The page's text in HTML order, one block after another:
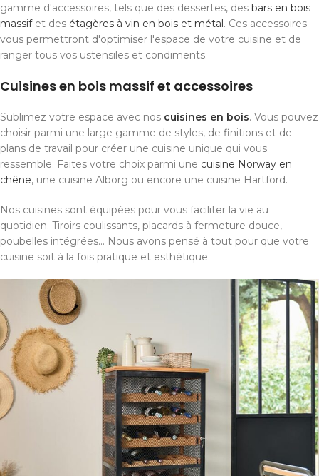
gamme d'accessoires, tels que des dessertes, des bars en bois
massifet des étagères à vin en bois et métal. Ces accessoires
vous permettront d'optimiser l'espace de votre cuisine et de
ranger tous vos ustensiles et condiments.
Cuisines en bois massif et accessoires
Sublimez votre espace avec nos cuisines en bois. Vous pouvez
choisir parmi une large gamme de styles, de finitions et de
plans de travail pour créer une cuisine unique qui vous
ressemble. Faites votre choix parmi une cuisine Norway en
chêne, une cuisine Alborg ou encore une cuisine Hartford.
Nos cuisines sont équipées pour vous faciliter la vie au
quotidien. Tiroirs coulissants, placards à fermeture douce,
poubelles intégrées... Nous avons pensé à tout pour que votre
cuisine soit à la fois pratique et esthétique.